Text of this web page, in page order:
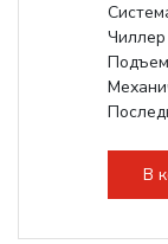
Чиллер
В